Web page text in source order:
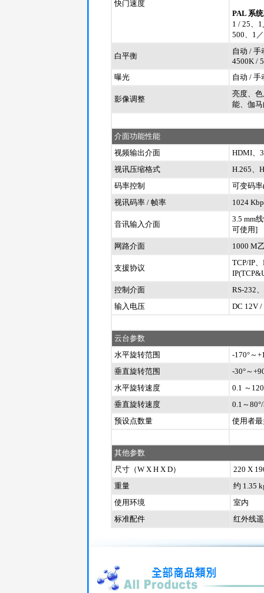
快门速度
PAL 系
1 / 25、
500、1
白平衡
自动 / 手
4500K /
曝光
自动 / 手
影像调整
亮度、
能、伽
介面功能性能
视频输出介面
HDMI、
视讯压缩格式
H.265、
码率控制
可变码
视讯码率 / 帧率
1024
音讯输入介面
3.5 mm
可使用]
网路介面
1000 M
支援协议
TCP/IP
控制介面
RS-232
输入电压
DC 12V /
云台参数
水平旋转范围
-170°～
垂直旋转范围
-30°～
水平旋转速度
0.1 ～
垂直旋转速度
0.1～
预设点数量
使用者
其他参数
尺寸（W X H X D）
220 X
重量
约 1.35
使用环境
室内
标准配件
红外线